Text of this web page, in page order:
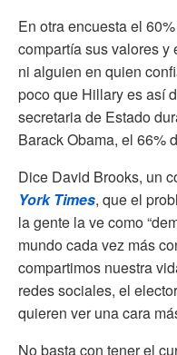
En otra encuesta el
compartía sus valores
ni alguien en quien
poco que Hillary es así
secretaria de Estado
Barack Obama, el 66%
Dice David Brooks, un
York Times, que el
la gente la ve como
mundo cada vez más
compartimos nuestra
redes sociales, el
quieren ver una cara
No basta con tener el